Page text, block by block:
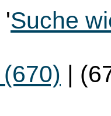
'Suche
|